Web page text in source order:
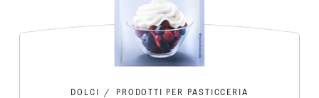
DOLCI / PRODOTTI PER PASTICCERIA